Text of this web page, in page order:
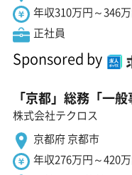
年収310万円～346
正社員
Sponsored by
「京都」総務「一
株式会社テクロス
京都府 京都市
年収276万円～420